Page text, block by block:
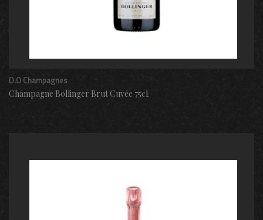
D.O Champagnes
Champagne Bollinger Brut Cuvée 75cl.